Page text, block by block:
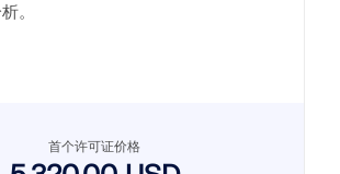
。
首个许可证价格